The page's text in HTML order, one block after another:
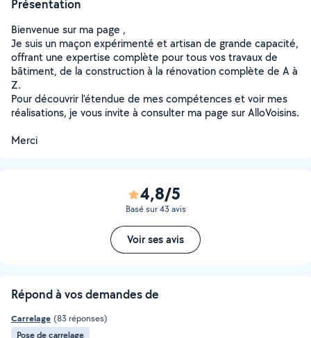
Présentation
Bienvenue sur ma page ,
Je suis un maçon expérimenté et artisan de grande capacité,
offrant une expertise complète pour tous vos travaux de
bâtiment, de la construction à la rénovation complète de A à
Z.
Pour découvrir l'étendue de mes compétences et voir mes
réalisations, je vous invite à consulter ma page sur AlloVoisins.
Merci
4,8/5
Basé sur 43 avis
Voir ses avis
Répond à vos demandes de
Carrelage (83 réponses)
Pose de carrelage